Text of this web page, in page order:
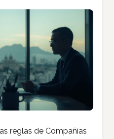
reglas de Compañías